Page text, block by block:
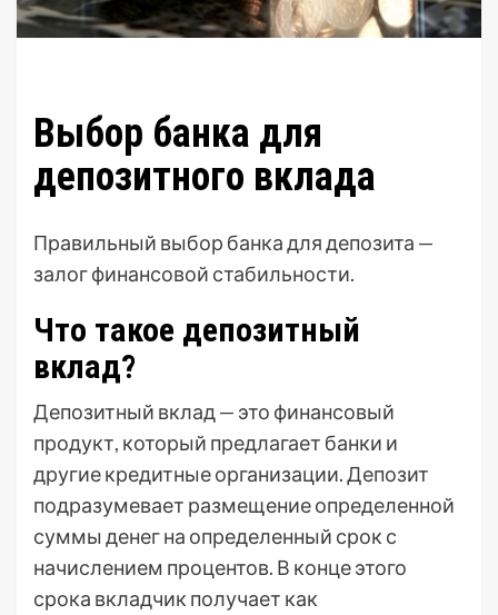
Выбор банка для
депозитного вклада
Правильный выбор банка для депозита —
залог финансовой стабильности.
Что такое депозитный
вклад?
Депозитный вклад — это финансовый
продукт, который предлагает банки и
другие кредитные организации. Депозит
подразумевает размещение определенной
суммы денег на определенный срок с
начислением процентов. В конце этого
срока вкладчик получает как